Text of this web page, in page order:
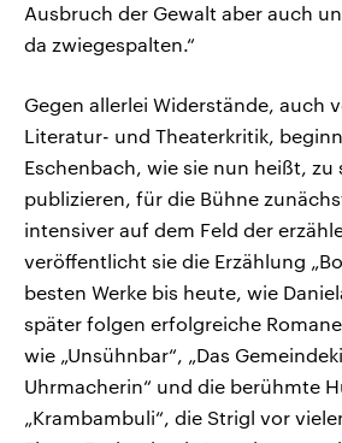
Ausbruch der Gewalt aber auch
da zwiegespalten.“
Gegen allerlei Widerstände, auch
Literatur- und Theaterkritik,
Eschenbach, wie sie nun heißt, zu
publizieren, für die Bühne
intensiver auf dem Feld der
veröffentlicht sie die Erzählung
besten Werke bis heute, wie
später folgen erfolgreiche
wie „Unsühnbar“, „Das
Uhrmacherin“ und die berühmte
„Krambambuli“, die Strigl vor